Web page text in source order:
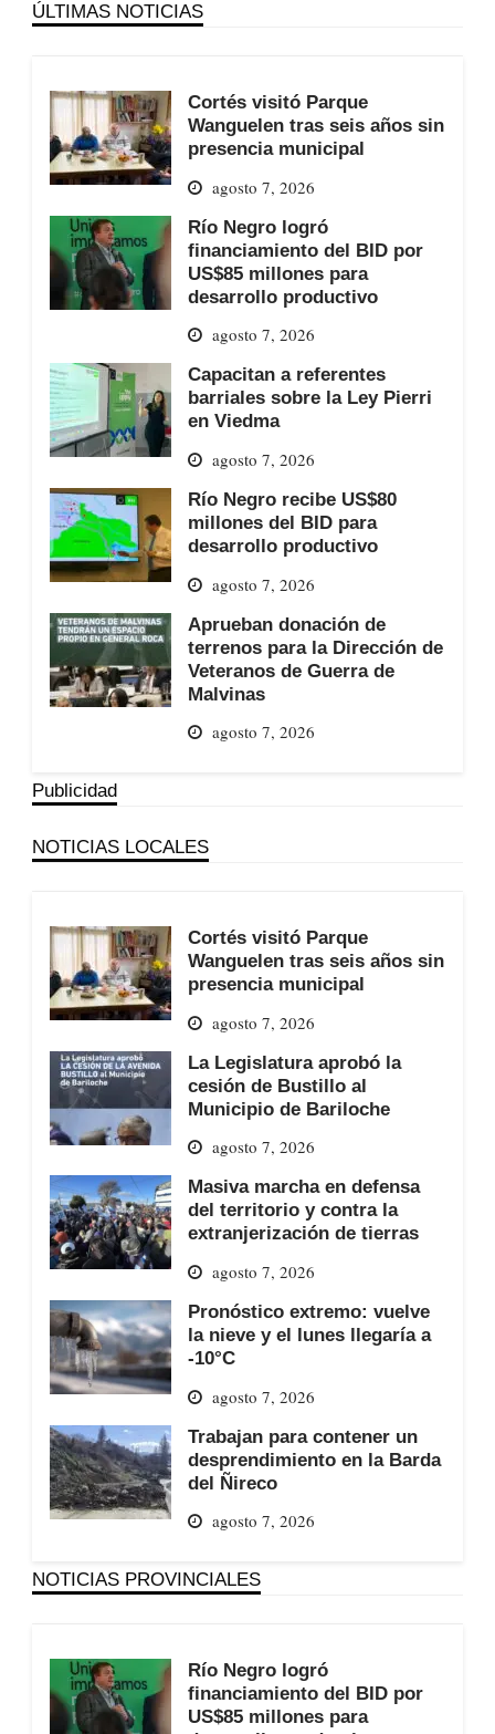
ÚLTIMAS NOTICIAS
Cortés visitó Parque
Wanguelen tras seis años sin
presencia municipal
agosto 7, 2026
Río Negro logró
financiamiento del BID por
US$85 millones para
desarrollo productivo
agosto 7, 2026
Capacitan a referentes
barriales sobre la Ley Pierri
en Viedma
agosto 7, 2026
Río Negro recibe US$80
millones del BID para
desarrollo productivo
agosto 7, 2026
Aprueban donación de
terrenos para la Dirección de
Veteranos de Guerra de
Malvinas
agosto 7, 2026
Publicidad
NOTICIAS LOCALES
Cortés visitó Parque
Wanguelen tras seis años sin
presencia municipal
agosto 7, 2026
La Legislatura aprobó la
cesión de Bustillo al
Municipio de Bariloche
agosto 7, 2026
Masiva marcha en defensa
del territorio y contra la
extranjerización de tierras
agosto 7, 2026
Pronóstico extremo: vuelve
la nieve y el lunes llegaría a
-10°C
agosto 7, 2026
Trabajan para contener un
desprendimiento en la Barda
del Ñireco
agosto 7, 2026
NOTICIAS PROVINCIALES
Río Negro logró
financiamiento del BID por
US$85 millones para